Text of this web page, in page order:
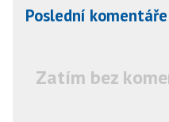
Poslední komentáře
Zatím bez